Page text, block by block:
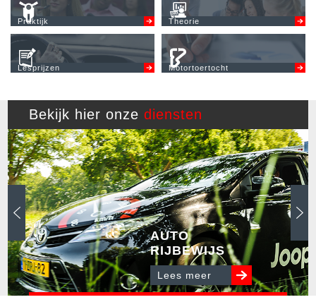
Praktijk Theorie
Lesprijzen Motortoertocht
Bekijk hier onzediensten
AUTO
RIJBEWIJS
Lees meer